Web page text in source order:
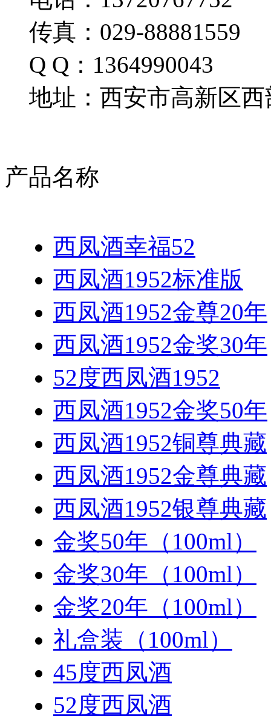
传真：029-88881559
Q Q：1364990043
地址：西安市高新区西
产品名称
西凤酒幸福52
西凤酒1952标准版
西凤酒1952金尊20年
西凤酒1952金奖30年
52度西凤酒1952
西凤酒1952金奖50年
西凤酒1952铜尊典藏
西凤酒1952金尊典藏
西凤酒1952银尊典藏
金奖50年（100ml）
金奖30年（100ml）
金奖20年（100ml）
礼盒装（100ml）
45度西凤酒
52度西凤酒